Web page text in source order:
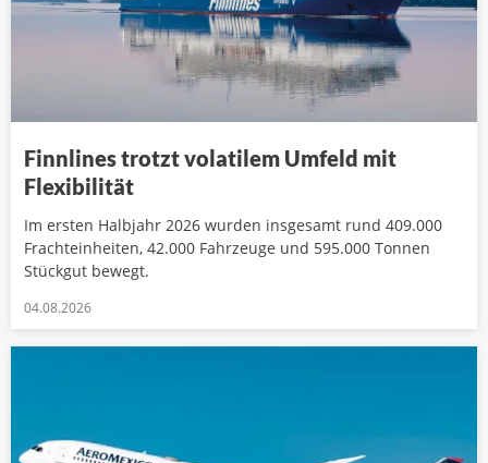
Finnlines trotzt volatilem Umfeld mit
Flexibilität
Im ersten Halbjahr 2026 wurden insgesamt rund 409.000
Frachteinheiten, 42.000 Fahrzeuge und 595.000 Tonnen
Stückgut bewegt.
04.08.2026